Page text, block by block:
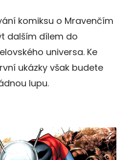
komiksu o Mravenčím
dalším dílem do
universa. Ke
ukázky však budete
lupu.